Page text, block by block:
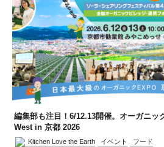
編集部も注目！6/12.13開催。オーガニッ
West in 京都 2026
Kitchen Love the Earth イベント フード